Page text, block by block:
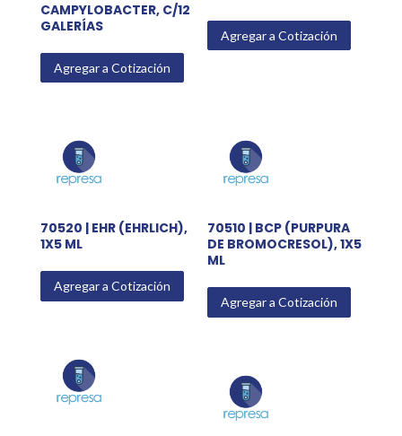
CAMPYLOBACTER, C/12
GALERÍAS
Agregar a Cotización
Agregar a Cotización
70520 | EHR (EHRLICH),
1X5 ML
Agregar a Cotización
70510 | BCP (PURPURA
DE BROMOCRESOL), 1X5
ML
Agregar a Cotización